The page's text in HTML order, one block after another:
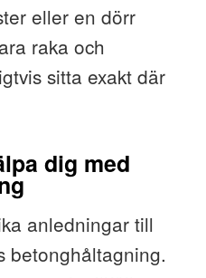
eller en dörr
raka och
sitta exakt där
dig med
anledningar till
betonghåltagning.